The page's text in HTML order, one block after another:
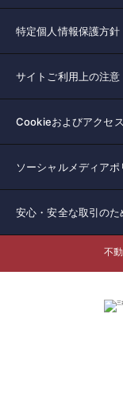
特定個人情報保護方針
サイトご利用上の注意
Cookieおよびアクセ
ソーシャルメディアポ
安心・安全な取引のた
不